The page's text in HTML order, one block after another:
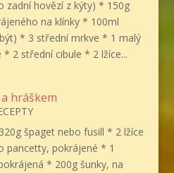
zadní hovězí z kýty) * 150g
na klínky * 100ml
* 3 střední mrkve * 1 malý
2 střední cibule * 2 lžíce...
hráškem
špaget nebo fusill * 2 lžíce
pancetty, pokrájené * 1
* 200g šunky, na